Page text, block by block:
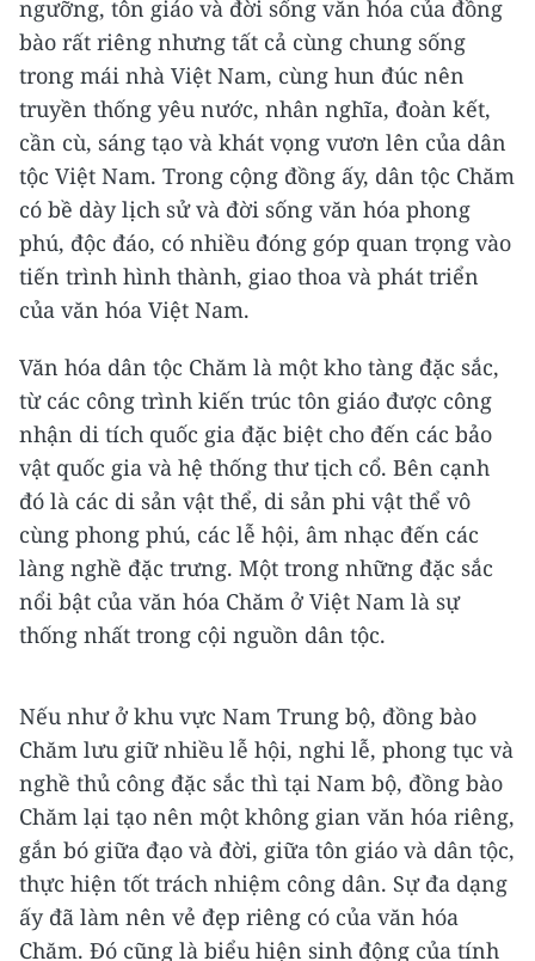
ngưỡng, tôn giáo và đời sống văn hóa của đồng
bào rất riêng nhưng tất cả cùng chung sống
trong mái nhà Việt Nam, cùng hun đúc nên
truyền thống yêu nước, nhân nghĩa, đoàn kết,
cần cù, sáng tạo và khát vọng vươn lên của dân
tộc Việt Nam. Trong cộng đồng ấy, dân tộc Chăm
có bề dày lịch sử và đời sống văn hóa phong
phú, độc đáo, có nhiều đóng góp quan trọng vào
tiến trình hình thành, giao thoa và phát triển
của văn hóa Việt Nam.
Văn hóa dân tộc Chăm là một kho tàng đặc sắc,
từ các công trình kiến trúc tôn giáo được công
nhận di tích quốc gia đặc biệt cho đến các bảo
vật quốc gia và hệ thống thư tịch cổ. Bên cạnh
đó là các di sản vật thể, di sản phi vật thể vô
cùng phong phú, các lễ hội, âm nhạc đến các
làng nghề đặc trưng. Một trong những đặc sắc
nổi bật của văn hóa Chăm ở Việt Nam là sự
thống nhất trong cội nguồn dân tộc.
Nếu như ở khu vực Nam Trung bộ, đồng bào
Chăm lưu giữ nhiều lễ hội, nghi lễ, phong tục và
nghề thủ công đặc sắc thì tại Nam bộ, đồng bào
Chăm lại tạo nên một không gian văn hóa riêng,
gắn bó giữa đạo và đời, giữa tôn giáo và dân tộc,
thực hiện tốt trách nhiệm công dân. Sự đa dạng
ấy đã làm nên vẻ đẹp riêng có của văn hóa
Chăm. Đó cũng là biểu hiện sinh động của tính